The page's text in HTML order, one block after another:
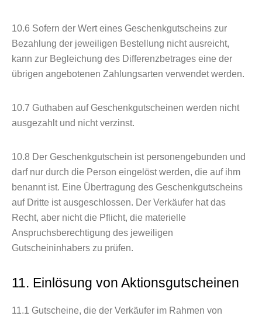
10.6 Sofern der Wert eines Geschenkgutscheins zur
Bezahlung der jeweiligen Bestellung nicht ausreicht,
kann zur Begleichung des Differenzbetrages eine der
übrigen angebotenen Zahlungsarten verwendet werden.
10.7 Guthaben auf Geschenkgutscheinen werden nicht
ausgezahlt und nicht verzinst.
10.8 Der Geschenkgutschein ist personengebunden und
darf nur durch die Person eingelöst werden, die auf ihm
benannt ist. Eine Übertragung des Geschenkgutscheins
auf Dritte ist ausgeschlossen. Der Verkäufer hat das
Recht, aber nicht die Pflicht, die materielle
Anspruchsberechtigung des jeweiligen
Gutscheininhabers zu prüfen.
11. Einlösung von Aktionsgutscheinen
11.1 Gutscheine, die der Verkäufer im Rahmen von